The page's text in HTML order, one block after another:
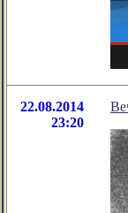
22.08.2014
23:20